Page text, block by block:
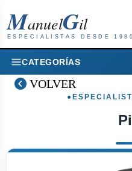
ManuelGil
ESPECIALISTAS DESDE 1980
CATEGORÍAS
VOLVER